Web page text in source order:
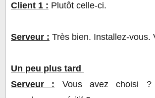
Client 1 : Plutôt celle-ci.
Serveur : Très bien. Installez-vous.
Un peu plus tard
Serveur : Vous avez choisi ?